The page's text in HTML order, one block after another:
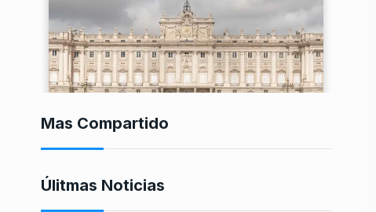
Mas Compartido
Úlitmas Noticias